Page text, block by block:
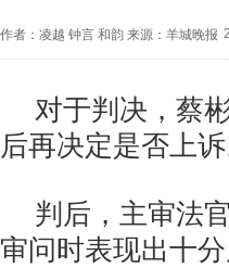
作者：凌越 钟言 和韵 来源：羊城晚报
对于判决，蔡
后再决定是否上诉
判后，主审法
审问时表现出十